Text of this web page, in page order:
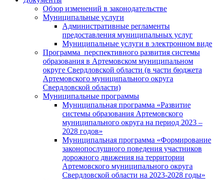
Обзор изменений в законодательстве
Муниципальные услуги
Административные регламенты
предоставления муниципальных услуг
Муниципальные услуги в электронном виде
Программа перспективного развития системы
образования в Артемовском муниципальном
округе Свердловской области (в части бюджета
Артемовского муниципального округа
Свердловской области)
Муниципальные программы
Муниципальная программа «Развитие
системы образования Артемовского
муниципального округа на период 2023 –
2028 годов»
Муниципальная программа «Формирование
законопослушного поведения участников
дорожного движения на территории
Артемовского муниципального округа
Свердловской области на 2023-2028 годы»